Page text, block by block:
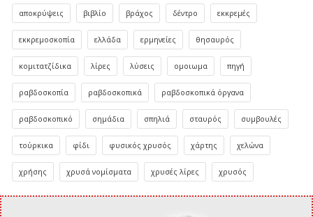
αποκρύψεις βιβλίο βράχος δέντρο εκκρεμές
εκκρεμοσκοπία ελλάδα ερμηνείες θησαυρός
κομιτατζίδικα λίρες λύσεις ομοιωμα πηγή
ραβδοσκοπία ραβδοσκοπικά ραβδοσκοπικά όργανα
ραβδοσκοπικό σημάδια σπηλιά σταυρός συμβουλές
τούρκικα φίδι φυσικός χρυσός χάρτης χελώνα
χρήσης χρυσά νομίσματα χρυσές λίρες χρυσός